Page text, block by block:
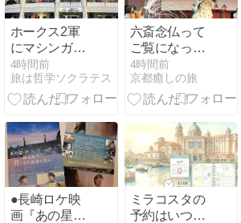
ホークス2軍
にマシンガン
打線が大炸裂
4時間前
旅は哲学ソクラテス
六斎念仏って
ご覧になった
ことはありま
すか？
4時間前
京都癒しの旅
●長崎ロケ映
画『あの星が
ミラコスタの
予約はいつか